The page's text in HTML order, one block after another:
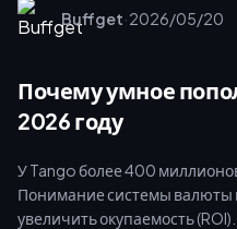
сайте вы получаете 182
130 монетами в
используйте скидки за
максимум выгоды и быстрее
Buffget·2026/05/20
Почему умное
2026 году
У Tango более 400
Понимание системы валюты
увеличить окупаемость